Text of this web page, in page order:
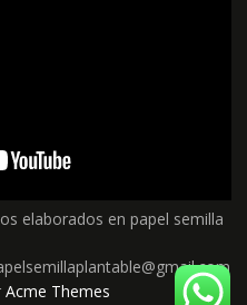
elaborados en papel semilla
Acme Themes